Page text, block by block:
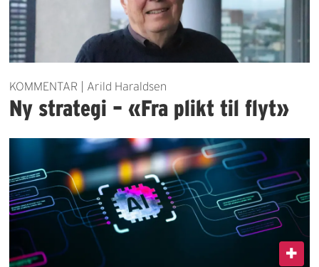
KOMMENTAR | Arild Haraldsen
Ny strategi – «Fra plikt til flyt»